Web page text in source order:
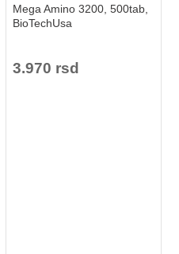
Mega Amino 3200, 500tab,
BioTechUsa
3.970 rsd